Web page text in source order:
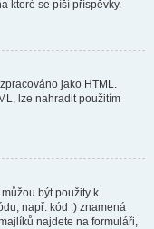
které se píší příspěvky.
jako HTML.
lze nahradit použitím
být použity k
např. kód :) znamená
najdete na formuláři,